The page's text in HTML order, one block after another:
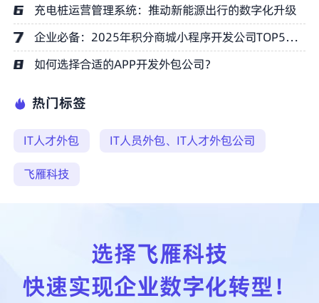
充电桩运营管理系统：推动新能源出行的数字化升级
企业必备：2025年积分商城小程序开发公司TOP5榜单权威推荐
如何选择合适的APP开发外包公司？
热门标签
IT人才外包
IT人员外包、IT人才外包公司
飞雁科技
选择飞雁科技
快速实现企业数字化转型！